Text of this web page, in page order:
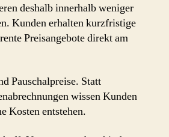
deshalb innerhalb weniger
Kunden erhalten kurzfristige
Preisangebote direkt am
Pauschalpreise. Statt
wissen Kunden
Kosten entstehen.